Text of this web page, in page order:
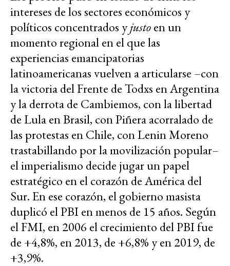
intereses de los sectores económicos y
políticos concentrados yjustoen un
momento regional en el que las
experiencias emancipatorias
latinoamericanas vuelven a articularse –con
la victoria del Frente de Todxs en Argentina
y la derrota de Cambiemos, con la libertad
de Lula en Brasil, con Piñera acorralado de
las protestas en Chile, con Lenin Moreno
trastabillando por la movilización popular–
el imperialismo decide jugar un papel
estratégico en el corazón de América del
Sur. En ese corazón, el gobierno masista
duplicó el PBI en menos de 15 años. Según
el FMI, en 2006 el crecimiento del PBI fue
de +4,8%, en 2013, de +6,8% y en 2019, de
+3,9%.